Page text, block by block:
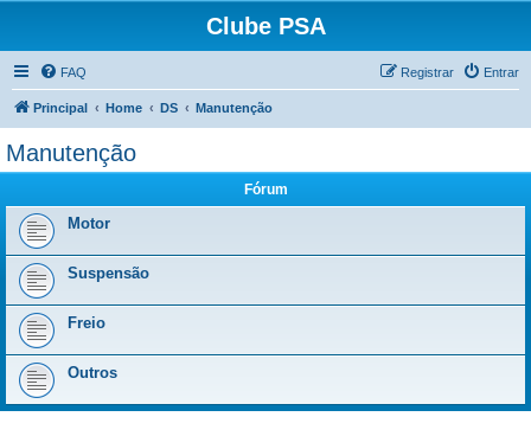
Clube PSA
FAQ Entrar
Registrar
Principal Home DS Manutenção
Manutenção
Fórum
Motor
Suspensão
Freio
Outros